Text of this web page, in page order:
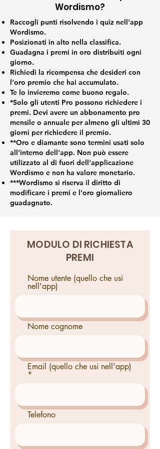
Wordismo?
Raccogli punti risolvendo i quiz nell'app
Wordismo.
Posizionati in alto nella classifica.
Guadagna i premi in oro distribuiti ogni
giorno.
Richiedi la ricompensa che desideri con
l'oro premio che hai accumulato.
Te lo invieremo come buono regalo.
*Solo gli utenti Pro possono richiedere i
premi. Devi avere un abbonamento pro
mensile o annuale per almeno gli ultimi 30
giorni per richiedere il premio.
**Oro e diamante sono termini usati solo
all'interno dell'app. Non può essere
utilizzato al di fuori dell'applicazione
Wordismo e non ha valore monetario.
***Wordismo si riserva il diritto di
modificare i premi e l'oro giornaliero
guadagnato.
MODULO DI RICHIESTA
PREMI
Nome utente (quello che usi
nell'app)
Nome cognome
Email (quello che usi nell'app)
Telefono